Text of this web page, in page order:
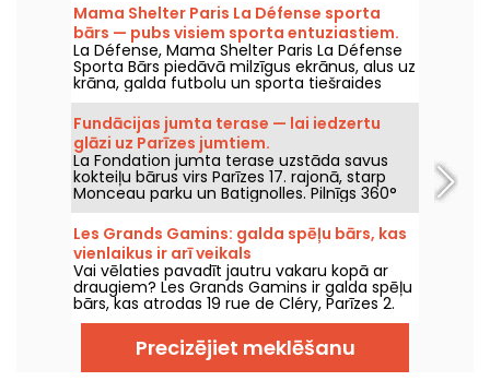
Mama Shelter Paris La Défense sporta
bārs — pubs visiem sporta entuziastiem.
La Défense, Mama Shelter Paris La Défense
Sporta Bārs piedāvā milzīgus ekrānus, alus uz
krāna, galda futbolu un sporta tiešraides
atmosfērā, kas iedvesota anglosakšu
pubiem.
Fundācijas jumta terase — lai iedzertu
glāzi uz Parīzes jumtiem.
La Fondation jumta terase uzstāda savus
kokteiļu bārus virs Parīzes 17. rajonā, starp
Monceau parku un Batignolles. Pilnīgs 360°
skats uz galvaspilsētu, tapas un īpašie
kokteiļi — ir pienācis laiks uzkāpt, uzelpot
gaisu un baudīt labu noskaņu.
Les Grands Gamins: galda spēļu bārs, kas
vienlaikus ir arī veikals
Vai vēlaties pavadīt jautru vakaru kopā ar
draugiem? Les Grands Gamins ir galda spēļu
bārs, kas atrodas 19 rue de Cléry, Parīzes 2.
rajonā, un piedāvā vairāk nekā 450 spēles,
kas piemērotas visiem vecumiem.
Draudzīgā atmosfērā jūs varat iepazīt plašu
spēļu klāstu, baudot kokteiļus, amatnieku alu
Precizējiet meklēšanu